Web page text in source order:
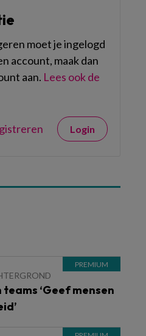
moet je ingelogd
account, maak dan
aan. Lees ook de
Login
‘Geef mensen